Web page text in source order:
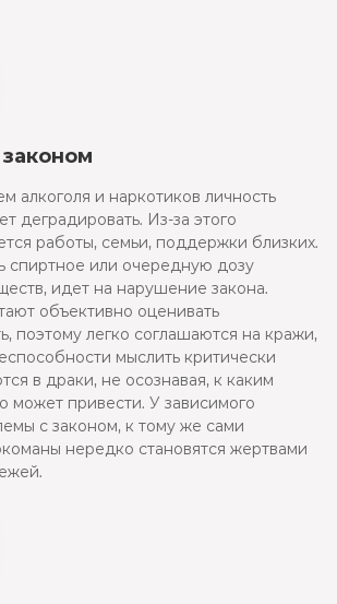
алкоголя и наркотиков личность
деградировать. Из-за этого
работы, семьи, поддержки близких.
спиртное или очередную дозу
идет на нарушение закона.
объективно оценивать
поэтому легко соглашаются на кражи,
мыслить критически
в драки, не осознавая, к каким
может привести. У зависимого
с законом, к тому же сами
нередко становятся жертвами